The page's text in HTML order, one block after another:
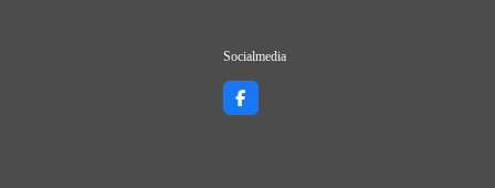
Socialmedia
F
a